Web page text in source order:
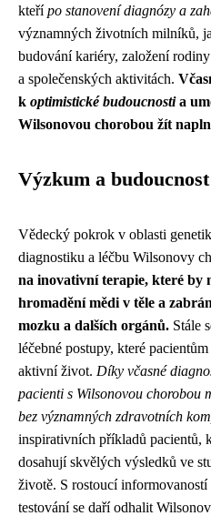
kteřípo stanovení diagnózy a
významných životních milníků,
budování kariéry, založení
a společenských aktivitách.
k optimistické budoucnostia
Wilsonovou chorobou žít
Výzkum a budoucnost
Vědecký pokrok v oblasti
diagnostiku a léčbu Wilsonovy
na inovativní terapie, které by
hromadění mědi v těle a
mozku a dalších orgánů. Stále
léčebné postupy, které
aktivní život. Díky včasné
pacienti s Wilsonovou chorobou
bez významných zdravotních
inspirativních příkladů pacientů,
dosahují skvělých výsledků ve
životě. S rostoucí informovaností
testování se daří odhalit